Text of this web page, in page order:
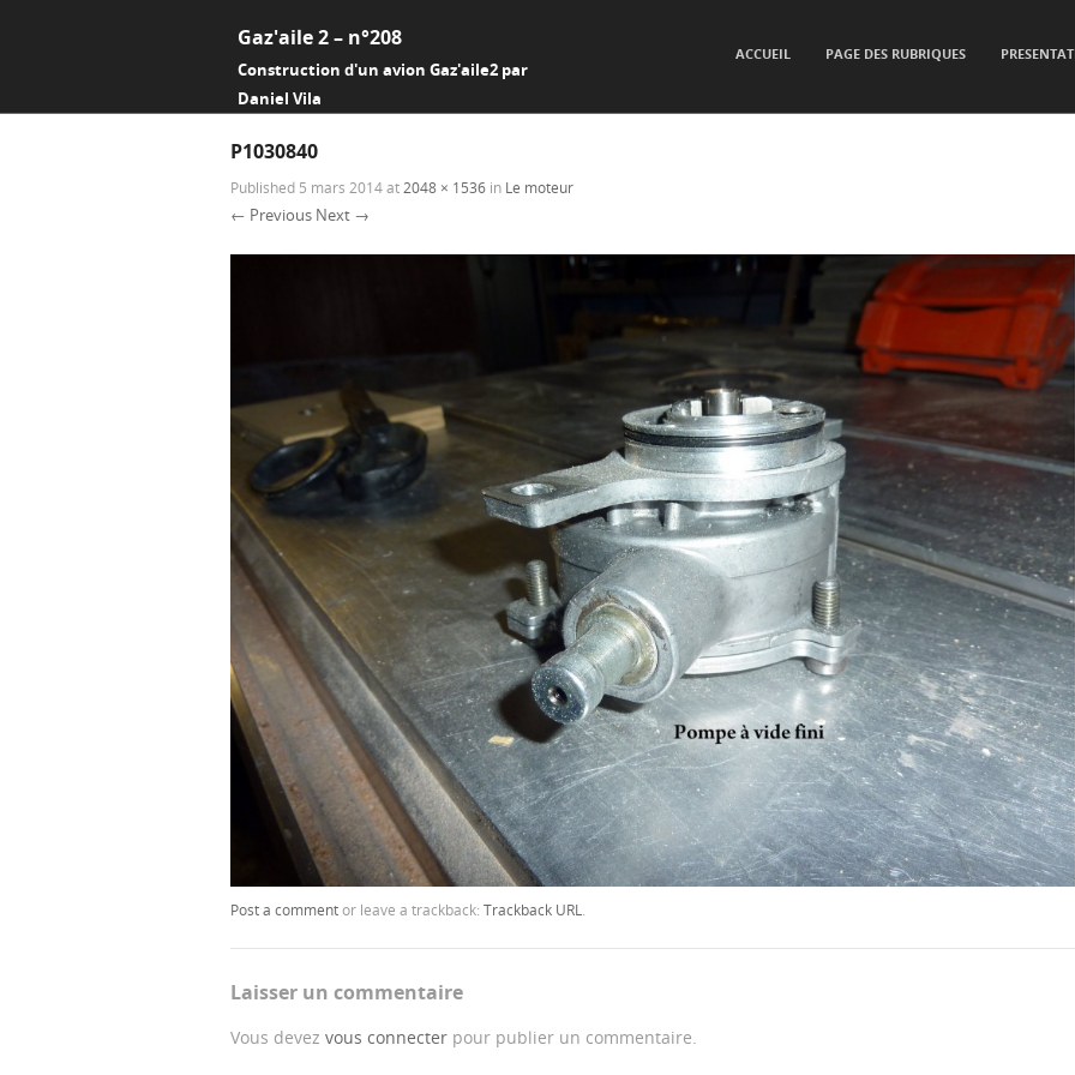
Gaz'aile 2 – n°208
Construction d'un avion Gaz'aile2 par
Daniel Vila
ACCUEIL PAGE DES RUBRIQUES
P1030840
Published 5 mars 2014at 2048 × 1536 in Le moteur
← Previous Next →
Post a commentor leave a trackback: Trackback URL.
Laisser un commentaire
Vous devez vous connecter pour publier un commentaire.